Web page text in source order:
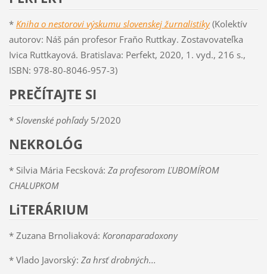
* Kniha o nestorovi výskumu slovenskej žurnalistiky(Kolektív
autorov: Náš pán profesor Fraňo Ruttkay. Zostavovateľka
Ivica Ruttkayová. Bratislava: Perfekt, 2020, 1. vyd., 216 s.,
ISBN: 978-80-8046-957-3)
PREČÍTAJTE SI
* Slovenské pohľady5/2020
NEKROLÓG
* Silvia Mária Fecsková: Za profesorom ĽUBOMÍROM
CHALUPKOM
LiTERÁRIUM
* Zuzana Brnoliaková: Koronaparadoxony
* Vlado Javorský: Za hrsť drobných...